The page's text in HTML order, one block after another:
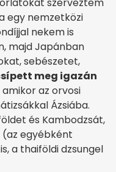
szerveztem
egy nemzetközi
nekem is
majd Japánban
sebészetet,
meg igazán
amikor az orvosi
Ázsiába.
és Kambodzsát,
egyébként
a thaiföldi dzsungel